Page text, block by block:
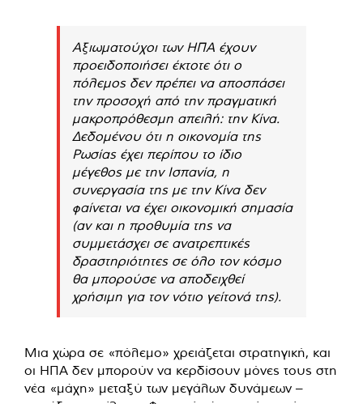
Αξιωματούχοι των ΗΠΑ έχουν
προειδοποιήσει έκτοτε ότι ο
πόλεμος δεν πρέπει να αποσπάσει
την προσοχή από την πραγματική
μακροπρόθεσμη απειλή: την Κίνα.
Δεδομένου ότι η οικονομία της
Ρωσίας έχει περίπου το ίδιο
μέγεθος με την Ισπανία, η
συνεργασία της με την Κίνα δεν
φαίνεται να έχει οικονομική σημασία
(αν και η προθυμία της να
συμμετάσχει σε ανατρεπτικές
δραστηριότητες σε όλο τον κόσμο
θα μπορούσε να αποδειχθεί
χρήσιμη για τον νότιο γείτονά της).
Μια χώρα σε «πόλεμο» χρειάζεται στρατηγική, και
οι ΗΠΑ δεν μπορούν να κερδίσουν μόνες τους στη
νέα «μάχη» μεταξύ των μεγάλων δυνάμεων –